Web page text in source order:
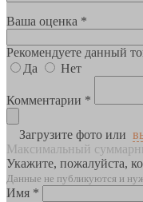
Ваша оценка *
Рекомендуете данный
Да
Нет
Комментарии *
Загрузите фото или
Максимальный
Укажите, пожалуйста,
Данные не публикуются и
Имя *